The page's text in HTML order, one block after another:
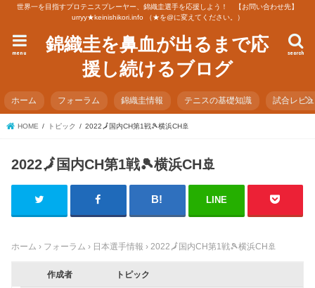
世界一を目指すプロテニスプレーヤー、錦織圭選手を応援しよう！ 【お問い合わせ先】
urryy★keinishikori.info （★を@に変えてください。）
錦織圭を鼻血が出るまで応
援し続けるブログ
search
menu
ホーム フォーラム 錦織圭情報 テニスの基礎知識 試合レビ
HOME トピック 2022🗾国内CH第1戦🎾横浜CH🚢
2022🗾国内CH第1戦🎾横浜CH🚢
LINE
ホーム › フォーラム › 日本選手情報 › 2022🗾国内CH第1戦🎾横浜CH🚢
作成者 トピック